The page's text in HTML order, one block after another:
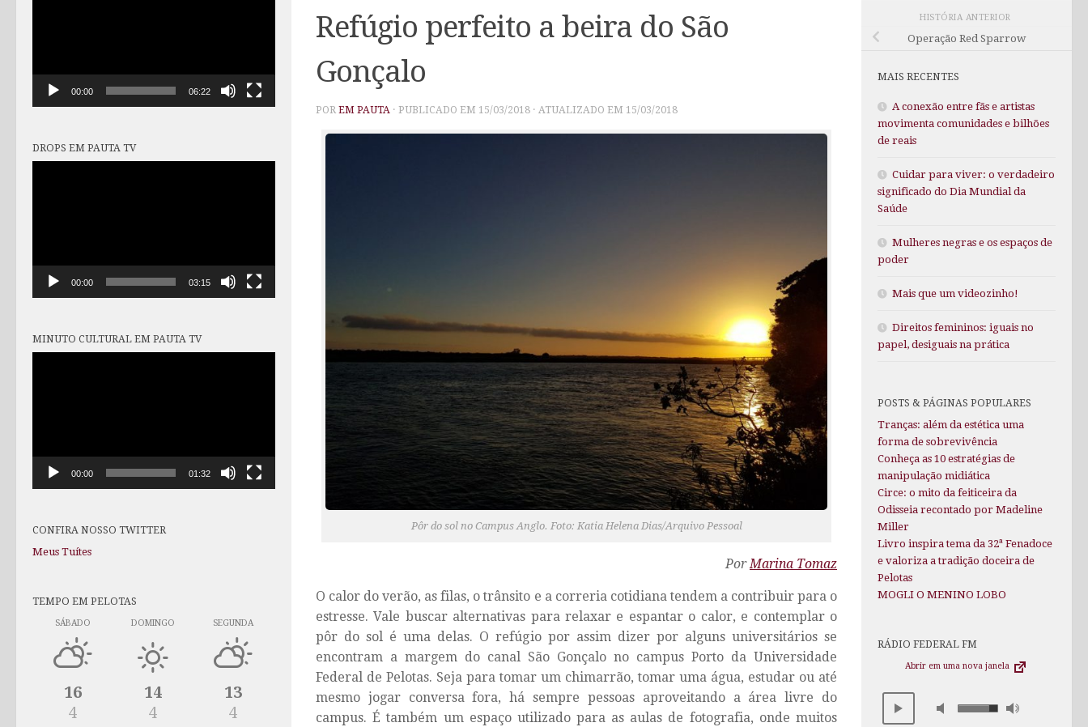
Refúgio perfeito a beira do São
Gonçalo
POR EM PAUTA · PUBLICADO EM 15/03/2018 · ATUALIZADO EM 15/03/2018
Pôr do sol no Campus Anglo. Foto: Katia Helena Dias/Arquivo Pessoal
Por Marina Tomaz
O calor do verão, as filas, o trânsito e a correria cotidiana tendem a contribuir para o
estresse. Vale buscar alternativas para relaxar e espantar o calor, e contemplar o
pôr do sol é uma delas. O refúgio por assim dizer por alguns universitários se
encontram a margem do canal São Gonçalo no campus Porto da Universidade
Federal de Pelotas. Seja para tomar um chimarrão, tomar uma água, estudar ou até
mesmo jogar conversa fora, há sempre pessoas aproveitando a área livre do
campus. É também um espaço utilizado para as aulas de fotografia, onde muitos
00:00 06:22
DROPS EM PAUTA TV
00:00 03:15
MINUTO CULTURAL EM PAUTA TV
00:00 01:32
CONFIRA NOSSO TWITTER
Meus Tuítes
TEMPO EM PELOTAS
SÁBADO
16
4
DOMINGO
14
4
SEGUNDA
13
4
HISTÓRIA ANTERIOR
Operação Red Sparrow
MAIS RECENTES
A conexão entre fãs e artistas
movimenta comunidades e bilhões
de reais
Cuidar para viver: o verdadeiro
significado do Dia Mundial da
Saúde
Mulheres negras e os espaços de
poder
Mais que um videozinho!
Direitos femininos: iguais no
papel, desiguais na prática
POSTS & PÁGINAS POPULARES
Tranças: além da estética uma
forma de sobrevivência
Conheça as 10 estratégias de
manipulação midiática
Circe: o mito da feiticeira da
Odisseia recontado por Madeline
Miller
Livro inspira tema da 32ª Fenadoce
e valoriza a tradição doceira de
Pelotas
MOGLI O MENINO LOBO
RÁDIO FEDERAL FM
Abrir em uma nova janela